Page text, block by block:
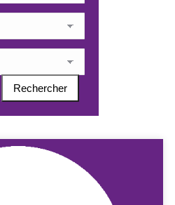
Rechercher